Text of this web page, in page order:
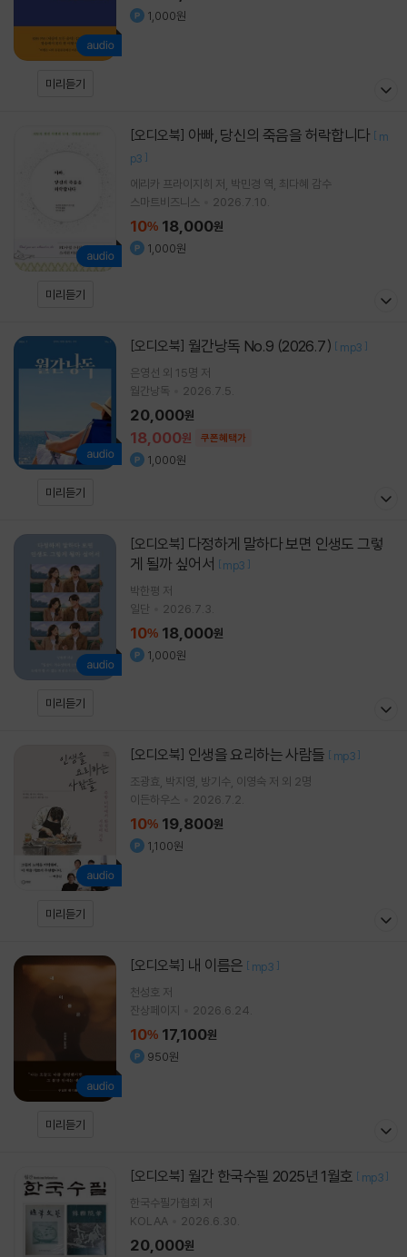
미리듣기
1,000원
미리듣기
[오디오북] 아빠, 당신의 죽음을 허락합니다 [ m
p3 ]
에리카 프라이지히 저 박민경 역 최다혜 감수
스마트비즈니스
2026.7.10.
10% 18,000원
1,000원
미리듣기
[오디오북] 월간낭독 No.9 (2026.7) [ mp3 ]
은영선 외 15명 저
월간낭독
2026.7.5.
18,000원 쿠폰혜택가
20,000원
1,000원
미리듣기
[오디오북]
게 될까 싶어서 [ mp3 ]
박한평 저
일단
2026.7.3.
10% 18,000원
1,000원
미리듣기
[오디오북] 인생을 요리하는 사람들 [ mp3 ]
조광효 박지영 방기수 이영숙 저 외 2명
이든하우스
2026.7.2.
10% 19,800원
1,100원
미리듣기
[오디오북] 내 이름은 [ mp3 ]
천성호 저
잔상페이지
2026.6.24.
10% 17,100원
950원
[오디오북] 월간 한국수필 2025년 1월호 [ mp3 ]
한국수필가협회 저
KOLAA
2026.6.30.
20,000원